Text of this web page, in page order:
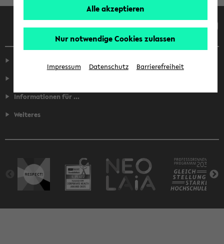
Informationen für ...
Weiteres
Alle akzeptieren
Nur notwendige Cookies zulassen
Impressum Datenschutz Barrierefreiheit